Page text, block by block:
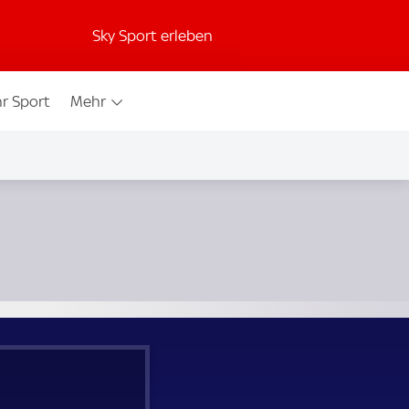
Sky Sport erleben
Sport Mehr